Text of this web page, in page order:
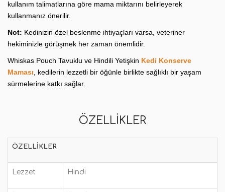
kullanım talimatlarına göre mama miktarını belirleyerek
kullanmanız önerilir.
Not: Kedinizin özel beslenme ihtiyaçları varsa, veteriner
hekiminizle görüşmek her zaman önemlidir.
Whiskas Pouch Tavuklu ve Hindili Yetişkin Kedi Konserve
Maması , kedilerin lezzetli bir öğünle birlikte sağlıklı bir yaşam
sürmelerine katkı sağlar.
ÖZELLIKLER
ÖZELLIKLER
Lezzet Hindi